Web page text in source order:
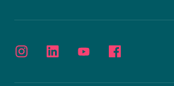
InstagramLinkedIn YouTubeFacebook